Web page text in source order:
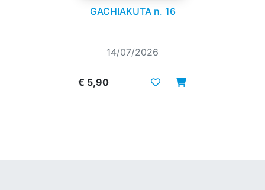
GACHIAKUTA n. 16
14/07/2026
€ 5,90